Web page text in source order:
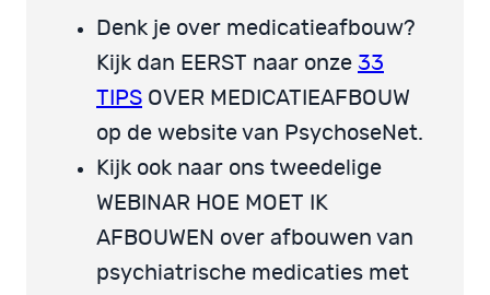
Denk je over medicatieafbouw?
Kijk dan EERST naar onze 33
TIPS OVER MEDICATIEAFBOUW
op de website van PsychoseNet.
Kijk ook naar ons tweedelige
WEBINAR HOE MOET IK
AFBOUWEN over afbouwen van
psychiatrische medicaties met